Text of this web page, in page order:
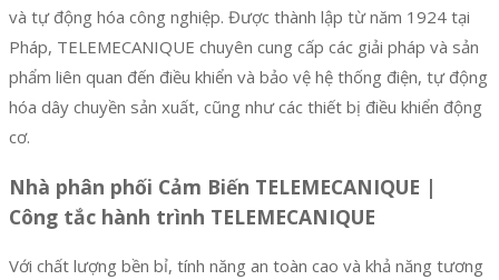
và tự động hóa công nghiệp. Được thành lập từ năm 1924 tại
Pháp, TELEMECANIQUE chuyên cung cấp các giải pháp và sản
phẩm liên quan đến điều khiển và bảo vệ hệ thống điện, tự động
hóa dây chuyền sản xuất, cũng như các thiết bị điều khiển động
cơ.
Nhà phân phối Cảm Biến TELEMECANIQUE |
Công tắc hành trình TELEMECANIQUE
Với chất lượng bền bỉ, tính năng an toàn cao và khả năng tương